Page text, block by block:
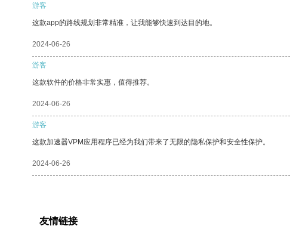
游客
这款app的路线规划非常精准，让我能够快速到达目的地。
2024-06-26
游客
这款软件的价格非常实惠，值得推荐。
2024-06-26
游客
这款加速器VPM应用程序已经为我们带来了无限的隐私保护和安全性保护。
2024-06-26
友情链接